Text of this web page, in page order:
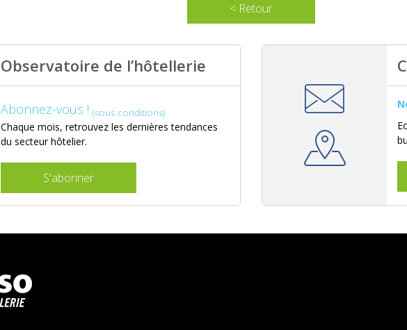
< Retour
Observatoire de l’hôtellerie
Abonnez-vous !(sous conditions)
Chaque mois, retrouvez les dernières tendances
du secteur hôtelier.
S'abonner